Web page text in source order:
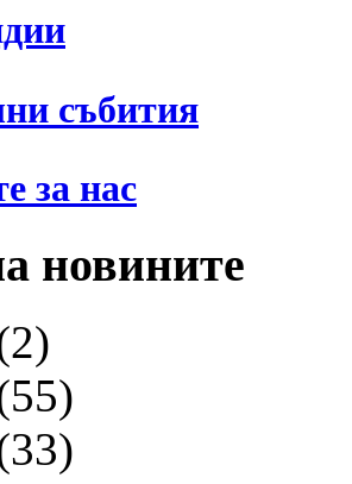
събития
за нас
новините